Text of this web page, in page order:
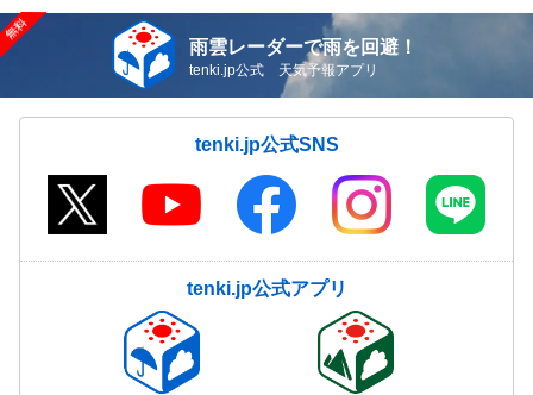
雨雲レーダーで雨を回避！
tenki.jp公式 天気予報アプリ
tenki.jp公式SNS
tenki.jp公式アプリ